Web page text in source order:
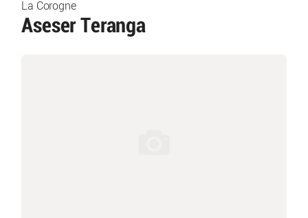
La Corogne
Aseser Teranga